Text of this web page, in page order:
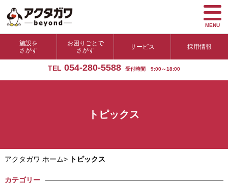
施設を
さがす
お困りごとで
さがす
サービス 採用情報
TEL 054-280-5588 受付時間 9:00～18:00
MENU
トピックス
アクタガワ ホーム> トピックス
カテゴリー